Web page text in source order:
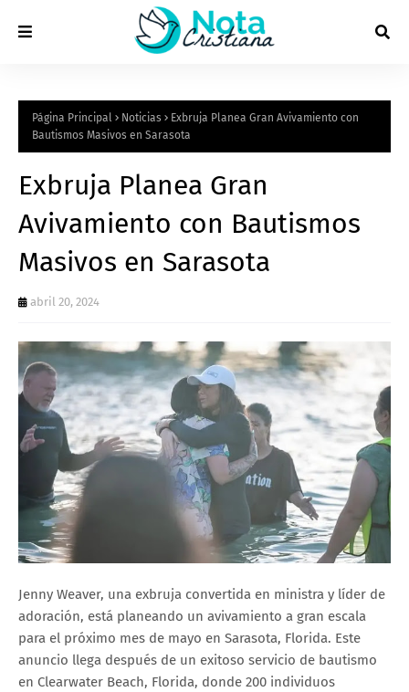
Página Principal Noticias
Exbruja Planea Gran Avivamiento con
Bautismos Masivos en Sarasota
Exbruja Planea Gran
Avivamiento con Bautismos
Masivos en Sarasota
abril 20, 2024
Jenny Weaver, una exbruja convertida en ministra y líder de
adoración, está planeando un avivamiento a gran escala
para el próximo mes de mayo en Sarasota, Florida. Este
anuncio llega después de un exitoso servicio de bautismo
en Clearwater Beach, Florida, donde 200 individuos